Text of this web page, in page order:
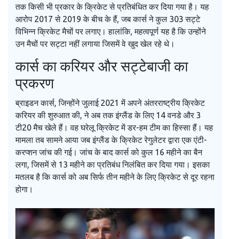
तक किसी भी प्रकार के क्रिकेट से प्रतिबंधित कर दिया गया है। यह
आरोप 2017 से 2019 के बीच के हैं, जब कार्स ने कुल 303 सट्टे
विभिन्न क्रिकेट मैचों पर लगाए। हालांकि, महत्वपूर्ण यह है कि उन्होंने
उन मैचों पर सट्टा नहीं लगाया जिसमें वे खुद खेल रहे थे।
कार्स का करियर और सट्टेबाजी का
प्रकरण
ब्राइडन कार्स, जिन्होंने जुलाई 2021 में अपने अंतरराष्ट्रीय क्रिकेट
करियर की शुरुआत की, ने अब तक इंग्लैंड के लिए 14 वनडे और 3
टी20 मैच खेले हैं। वह घरेलू क्रिकेट में डर-हम टीम का हिस्सा हैं। यह
मामला तब सामने आया जब इंग्लैंड के क्रिकेट रेगुलेटर द्वारा एक एंटी-
करप्शन जांच की गई। जांच के बाद कार्स को कुल 16 महीने का बैन
लगा, जिसमें से 13 महीने का प्रतिबंध निलंबित कर दिया गया। इसका
मतलब है कि कार्स को अब सिर्फ तीन महीने के लिए क्रिकेट से दूर रहना
होगा।